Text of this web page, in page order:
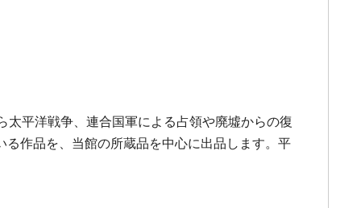
平洋戦争、連合国軍による占領や廃墟からの復
作品を、当館の所蔵品を中心に出品します。平